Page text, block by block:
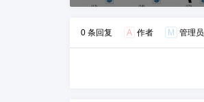
0 条回复 A 作者 M 管理员